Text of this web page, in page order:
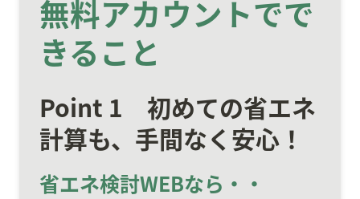
無料アカウントでで
きること
Point 1　初めての省エネ
計算も、手間なく安心！
省エネ検討WEBなら・・